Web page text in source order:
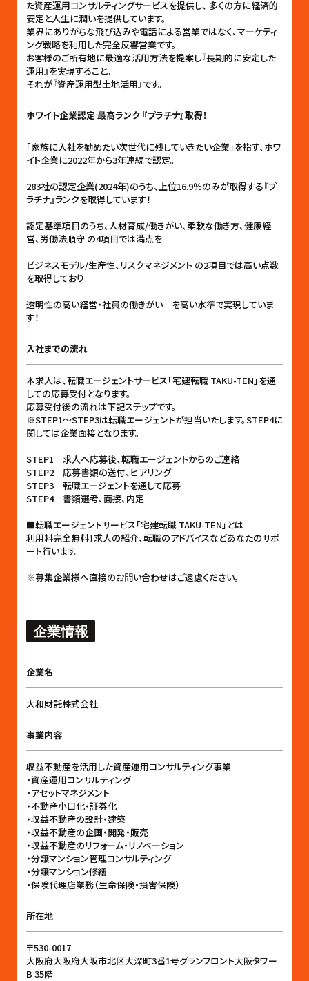
た資産運用コンサルティングサービスを提供し、 多くの方に経済的
安定と人生に潤いを提供しています。
業界にありがちな飛び込みや電話による営業ではなく、マーケティ
ング戦略を利用した完全反響営業です。
お客様のご所有地に最適な活用方法を提案し『長期的に安定した
運用』を実現すること。
それが『資産運用型土地活用』です。
ホワイト企業認定 最高ランク 『プラチナ』取得！
「家族に入社を勧めたい次世代に残していきたい企業」を指す、ホワ
イト企業に2022年から3年連続で認定。
283社の認定企業(2024年)のうち、上位16.9％のみが取得する『プ
ラチナ』ランクを取得しています！
認定基準項目のうち、人材育成/働きがい、柔軟な働き方、健康経
営、労働法順守 の4項目では満点を
ビジネスモデル/生産性、リスクマネジメント の2項目では高い点数
を取得しており
透明性の高い経営・社員の働きがい を高い水準で実現していま
す！
入社までの流れ
本求人は、転職エージェントサービス「宅建転職 TAKU-TEN」を通
しての応募受付となります。
応募受付後の流れは下記ステップです。
※STEP1〜STEP3は転職エージェントが担当いたします。STEP4に
関しては企業面接となります。
STEP1 求人へ応募後、転職エージェントからのご連絡
STEP2 応募書類の送付、ヒアリング
STEP3 転職エージェントを通して応募
STEP4 書類選考、面接、内定
■転職エージェントサービス「宅建転職 TAKU-TEN」とは
利用料完全無料！求人の紹介、転職のアドバイスなどあなたのサポ
ート行います。
※募集企業様へ直接のお問い合わせはご遠慮ください。
企業情報
企業名
大和財託株式会社
事業内容
収益不動産を活用した資産運用コンサルティング事業
・資産運用コンサルティング
・アセットマネジメント
・不動産小口化・証券化
・収益不動産の設計・建築
・収益不動産の企画・開発・販売
・収益不動産のリフォーム・リノベーション
・分譲マンション管理コンサルティング
・分譲マンション修繕
・保険代理店業務（生命保険・損害保険）
所在地
〒530-0017
大阪府大阪府大阪市北区大深町3番1号グランフロント大阪タワー
B 35階